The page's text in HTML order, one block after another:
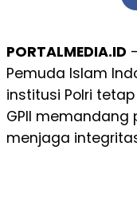
PORTALMEDIA.ID
Pemuda Islam
institusi Polri
GPII memandang
menjaga